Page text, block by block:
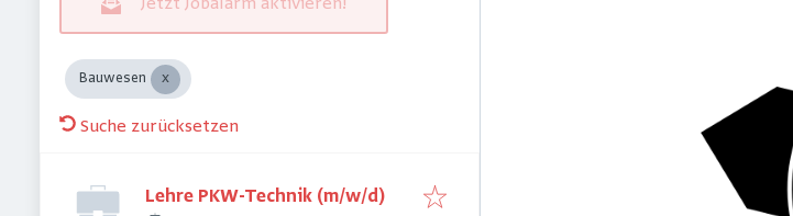
Jetzt Jobalarm aktivieren!
Bauwesen
Suche zurücksetzen
Lehre PKW-Technik (m/w/d)